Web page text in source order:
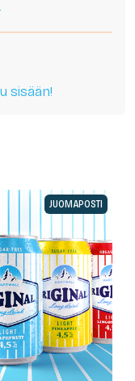
sisään!
JUOMAPOSTI